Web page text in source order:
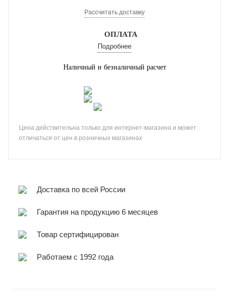
Рассчитать доставку
ОПЛАТА
Подробнее
Наличный и безналичный расчет
Цена действительна только для интернет-магазина и может
отличаться от цен в розничных магазинах
Доставка по всей России
Гарантия на продукцию 6 месяцев
Товар сертифицирован
Работаем с 1992 года